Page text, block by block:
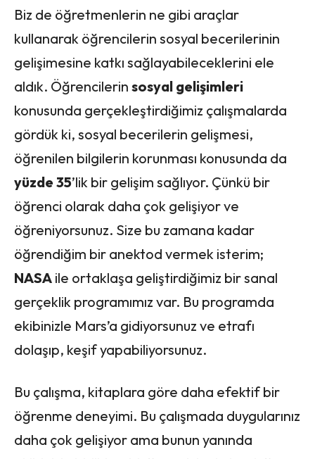
Biz de öğretmenlerin ne gibi araçlar
kullanarak öğrencilerin sosyal becerilerinin
gelişimesine katkı sağlayabileceklerini ele
aldık. Öğrencilerin sosyal gelişimleri
konusunda gerçekleştirdiğimiz çalışmalarda
gördük ki, sosyal becerilerin gelişmesi,
öğrenilen bilgilerin korunması konusunda da
yüzde 35’lik bir gelişim sağlıyor. Çünkü bir
öğrenci olarak daha çok gelişiyor ve
öğreniyorsunuz. Size bu zamana kadar
öğrendiğim bir anektod vermek isterim;
NASA ile ortaklaşa geliştirdiğimiz bir sanal
gerçeklik programımız var. Bu programda
ekibinizle Mars’a gidiyorsunuz ve etrafı
dolaşıp, keşif yapabiliyorsunuz.
Bu çalışma, kitaplara göre daha efektif bir
öğrenme deneyimi. Bu çalışmada duygularınız
daha çok gelişiyor ama bunun yanında